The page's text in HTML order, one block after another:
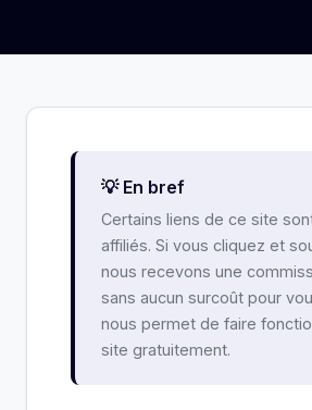
💡 En bref
Certains liens de ce site
affiliés. Si vous cliquez et
nous recevons une
sans aucun surcoût pour
nous permet de faire
site gratuitement.